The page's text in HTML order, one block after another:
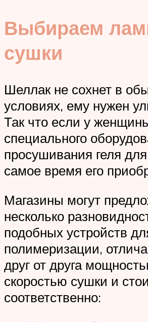
Выбираем
сушки
Шеллак не сохнет в
условиях, ему нужен
Так что если у
специального
просушивания геля для
самое время его
Магазины могут
несколько
подобных устройств
полимеризации,
друг от друга
скоростью сушки и
соответственно: